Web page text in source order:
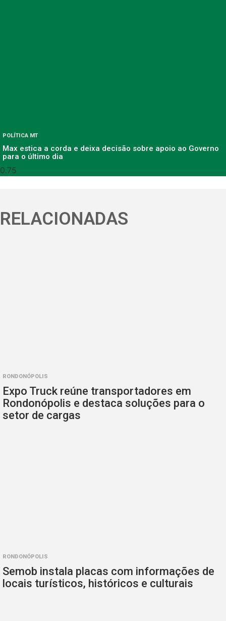
POLÍTICA MT
Max estica a corda e deixa decisão sobre apoio ao Governo
para o último dia
RELACIONADAS
RONDONÓPOLIS
Expo Truck reúne transportadores em
Rondonópolis e destaca soluções para o
setor de cargas
RONDONÓPOLIS
Semob instala placas com informações de
locais turísticos, históricos e culturais